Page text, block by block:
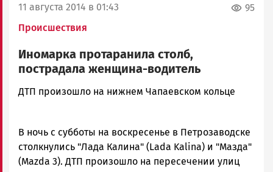
11 августа 2014 в 01:43
Происшествия
95
Иномарка протаранила столб,
пострадала женщина-водитель
admintimur
и
Карелии
|
ДТП произошло на нижнем Чапаевском кольце
В ночь с субботы на воскресенье в Петрозаводске
столкнулись "Лада Калина" (Lada Kalina) и "Мазда"
(Mazda 3). ДТП произошло на пересечении улиц